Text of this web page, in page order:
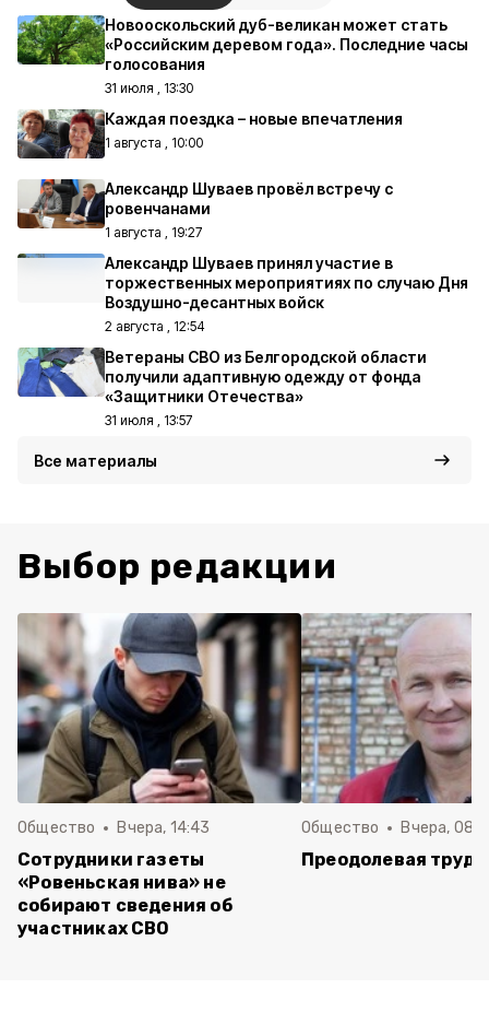
Новооскольский дуб-великан может стать
«Российским деревом года». Последние часы
голосования
31 июля , 13:30
Каждая поездка – новые впечатления
1 августа , 10:00
Александр Шуваев провёл встречу с
ровенчанами
1 августа , 19:27
Александр Шуваев принял участие в
торжественных мероприятиях по случаю Дня
Воздушно-десантных войск
2 августа , 12:54
Ветераны СВО из Белгородской области
получили адаптивную одежду от фонда
«Защитники Отечества»
31 июля , 13:57
Все материалы
Выбор редакции
Общество Вчера, 14:43
Сотрудники газеты
«Ровеньская нива» не
собирают сведения об
участниках СВО
Общество Вчера,
Преодолевая